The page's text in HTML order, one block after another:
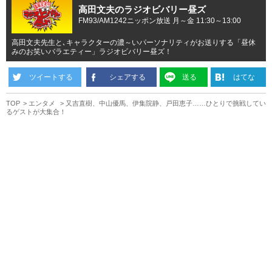
高田文夫のラジオビバリー昼ズ
FM93/AM1242ニッポン放送 月～金 11:30～13:00
高田文夫先生と､キャラクターの濃～いパーソナリティがお送りする「昼休
みのお笑いバラエティー」ラジオビバリー昼ズ！
ツイートする シェアする 送る はてな
TOP エンタメ
又吉直樹、中山優馬、伊集院静、戸田恵子……ひとりで挑戦してい
るゲストが大集合！